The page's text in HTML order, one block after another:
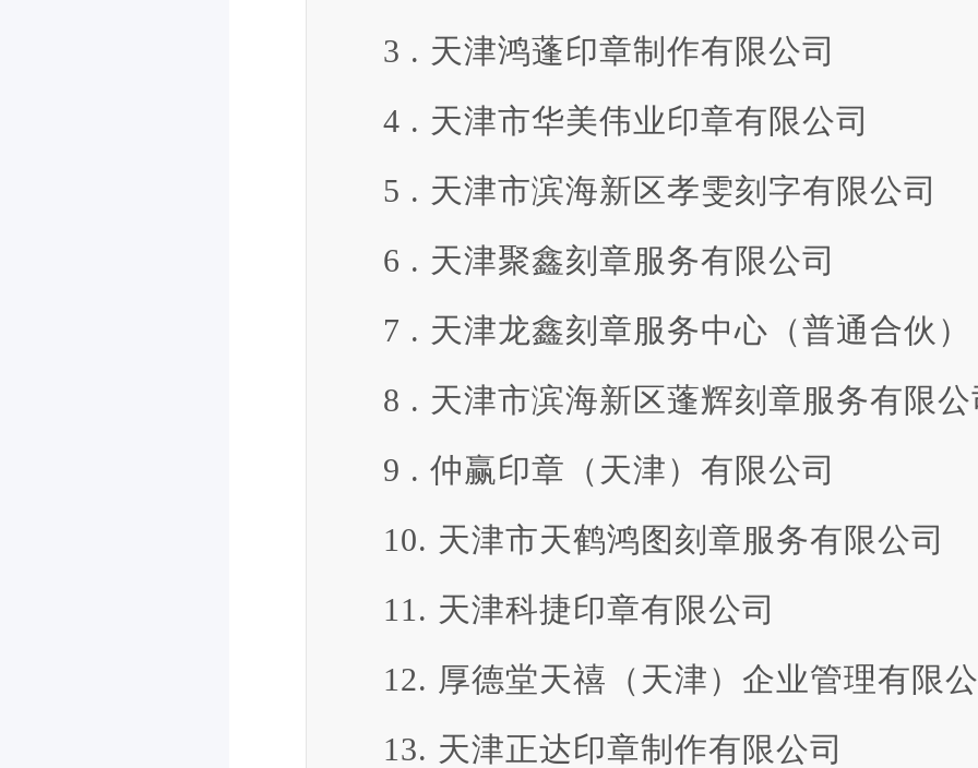
3 . 天津鸿蓬印章制作有限公司
4 . 天津市华美伟业印章有限公司
5 . 天津市滨海新区孝雯刻字有限公司
6 . 天津聚鑫刻章服务有限公司
7 . 天津龙鑫刻章服务中心（普通合伙）
8 . 天津市滨海新区蓬辉刻章服务有限
9 . 仲赢印章（天津）有限公司
10. 天津市天鹤鸿图刻章服务有限公司
11. 天津科捷印章有限公司
12. 厚德堂天禧（天津）企业管理有限
13. 天津正达印章制作有限公司